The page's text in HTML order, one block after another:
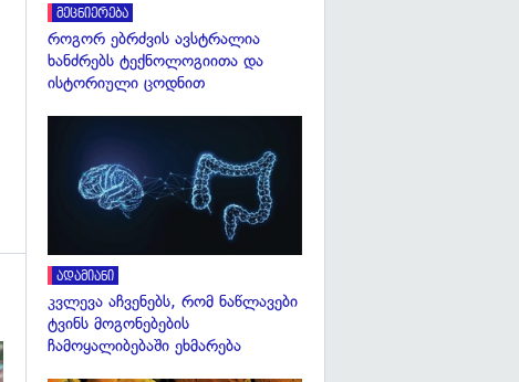
მეცნიერება
როგორ ებრძვის ავსტრალია
ხანძრებს ტექნოლოგიითა და
ისტორიული ცოდნით
ადამიანი
კვლევა აჩვენებს, რომ ნაწლავები
ტვინს მოგონებების
ჩამოყალიბებაში ეხმარება